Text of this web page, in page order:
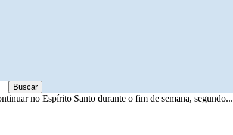
no Espírito Santo durante o fim de semana, segundo...